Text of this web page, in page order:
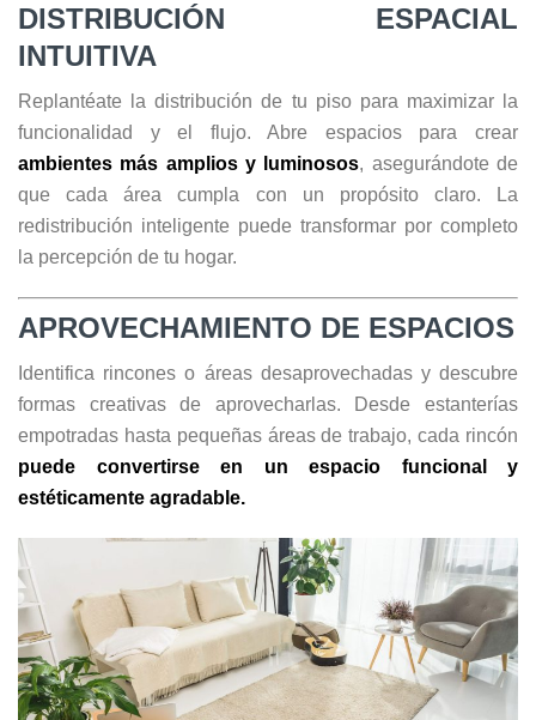
DISTRIBUCIÓN ESPACIAL
INTUITIVA
Replantéate la distribución de tu piso para maximizar la
funcionalidad y el flujo. Abre espacios para crear
ambientes más amplios y luminosos, asegurándote de
que cada área cumpla con un propósito claro. La
redistribución inteligente puede transformar por completo
la percepción de tu hogar.
APROVECHAMIENTO DE ESPACIOS
Identifica rincones o áreas desaprovechadas y descubre
formas creativas de aprovecharlas. Desde estanterías
empotradas hasta pequeñas áreas de trabajo, cada rincón
puede convertirse en un espacio funcional y
estéticamente agradable.